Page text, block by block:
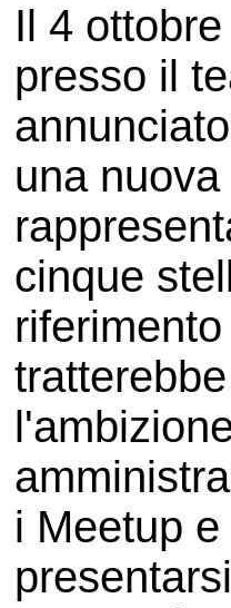
Il 4
presso il
una
cinque
i Meetup